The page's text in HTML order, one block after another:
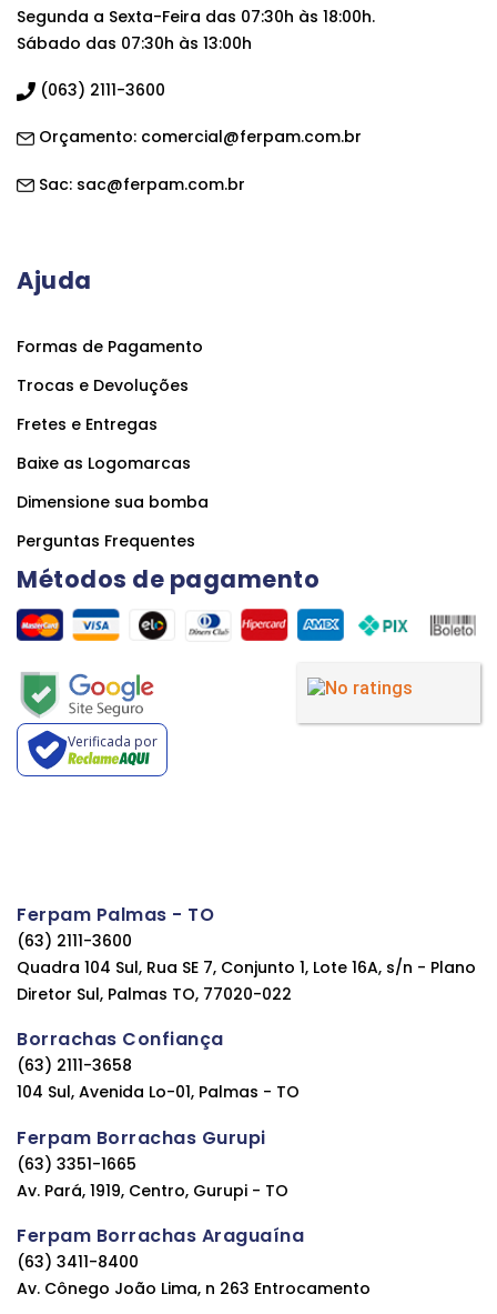
Segunda a Sexta-Feira das 07:30h às 18:00h.
Sábado das 07:30h às 13:00h
(063) 2111-3600
Orçamento: comercial@ferpam.com.br
Sac: sac@ferpam.com.br
Ajuda
Formas de Pagamento
Trocas e Devoluções
Fretes e Entregas
Baixe as Logomarcas
Dimensione sua bomba
Perguntas Frequentes
Métodos de pagamento
Verificada por
Ferpam Palmas - TO
(63) 2111-3600
Quadra 104 Sul, Rua SE 7, Conjunto 1, Lote 16A, s/n - Plano
Diretor Sul, Palmas TO, 77020-022
Borrachas Confiança
(63) 2111-3658
104 Sul, Avenida Lo-01, Palmas - TO
Ferpam Borrachas Gurupi
(63) 3351-1665
Av. Pará, 1919, Centro, Gurupi - TO
Ferpam Borrachas Araguaína
(63) 3411-8400
Av. Cônego João Lima, n 263 Entrocamento